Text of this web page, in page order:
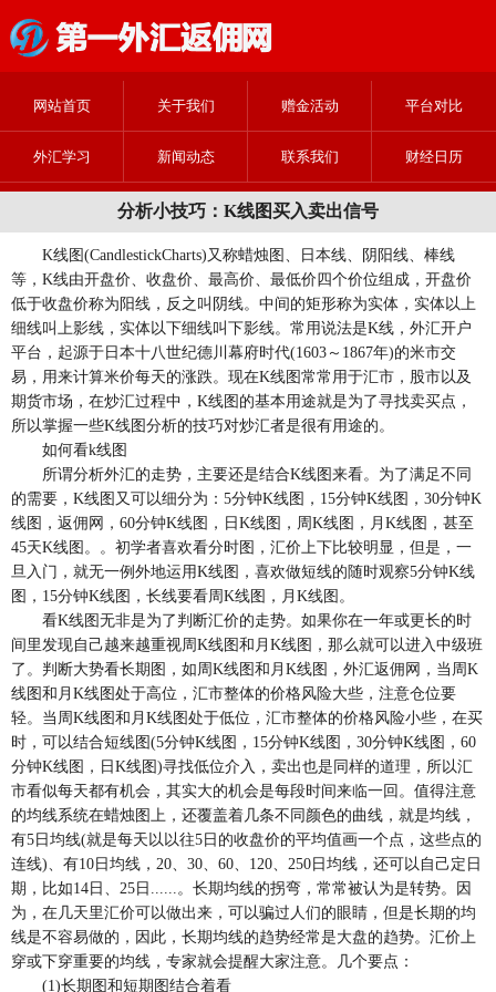
网站首页 关于我们 赠金活动 平台对比
外汇学习 新闻动态 联系我们 财经日历
分析小技巧：K线图买入卖出信号
K线图(CandlestickCharts)又称蜡烛图、日本线、阴阳线、棒线
等，K线由开盘价、收盘价、最高价、最低价四个价位组成，开盘价
低于收盘价称为阳线，反之叫阴线。中间的矩形称为实体，实体以上
细线叫上影线，实体以下细线叫下影线。常用说法是K线，外汇开户
平台，起源于日本十八世纪德川幕府时代(1603～1867年)的米市交
易，用来计算米价每天的涨跌。现在K线图常常用于汇市，股市以及
期货市场，在炒汇过程中，K线图的基本用途就是为了寻找卖买点，
所以掌握一些K线图分析的技巧对炒汇者是很有用途的。
如何看k线图
所谓分析外汇的走势，主要还是结合K线图来看。为了满足不同
的需要，K线图又可以细分为：5分钟K线图，15分钟K线图，30分钟K
线图，返佣网，60分钟K线图，日K线图，周K线图，月K线图，甚至
45天K线图。。初学者喜欢看分时图，汇价上下比较明显，但是，一
旦入门，就无一例外地运用K线图，喜欢做短线的随时观察5分钟K线
图，15分钟K线图，长线要看周K线图，月K线图。
看K线图无非是为了判断汇价的走势。如果你在一年或更长的时
间里发现自己越来越重视周K线图和月K线图，那么就可以进入中级班
了。判断大势看长期图，如周K线图和月K线图，外汇返佣网，当周K
线图和月K线图处于高位，汇市整体的价格风险大些，注意仓位要
轻。当周K线图和月K线图处于低位，汇市整体的价格风险小些，在买
时，可以结合短线图(5分钟K线图，15分钟K线图，30分钟K线图，60
分钟K线图，日K线图)寻找低位介入，卖出也是同样的道理，所以汇
市看似每天都有机会，其实大的机会是每段时间来临一回。值得注意
的均线系统在蜡烛图上，还覆盖着几条不同颜色的曲线，就是均线，
有5日均线(就是每天以以往5日的收盘价的平均值画一个点，这些点的
连线)、有10日均线，20、30、60、120、250日均线，还可以自己定日
期，比如14日、25日......。长期均线的拐弯，常常被认为是转势。因
为，在几天里汇价可以做出来，可以骗过人们的眼睛，但是长期的均
线是不容易做的，因此，长期均线的趋势经常是大盘的趋势。汇价上
穿或下穿重要的均线，专家就会提醒大家注意。几个要点：
(1)长期图和短期图结合着看